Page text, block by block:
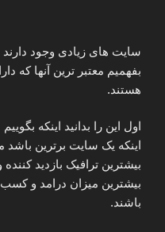
سایت های زیادی وجود دارند
بفهمیم معتبر ترین آنها که
هستند.
اول این را بدانید اینکه
اینکه یک سایت برترین
بیشترین ترافیک بازدید
بیشترین میزان درامد و کسب
باشند.